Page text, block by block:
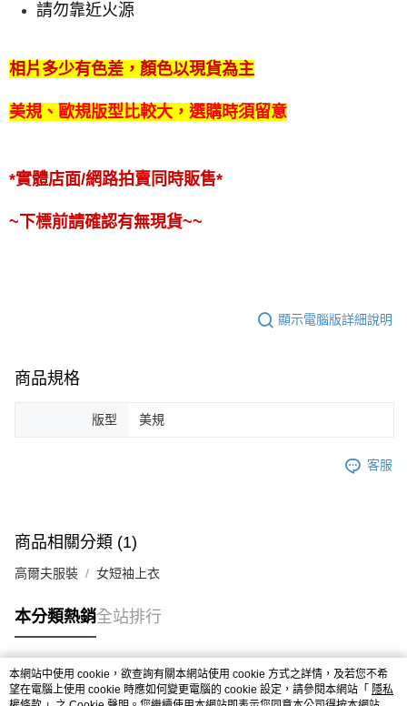
請勿靠近火源
相片多少有色差，顏色以現貨為主
美規、歐規版型比較大，選購時須留意
*實體店面/網路拍賣同時販售*
~下標前請確認有無現貨~~
顯示電腦版詳細說明
商品規格
版型 美規
客服
商品相關分類 (1)
高爾夫服裝 女短袖上衣
本分類熱銷全站排行
熱門標籤
本網站中使用 cookie，欲查詢有關本網站使用 cookie 方式之詳情，及若您不希
望在電腦上使用 cookie 時應如何變更電腦的 cookie 設定，請參閱本網站「 隱私